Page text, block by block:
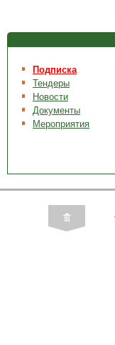
Подписка
Тендеры
Новости
Документы
Мероприятия